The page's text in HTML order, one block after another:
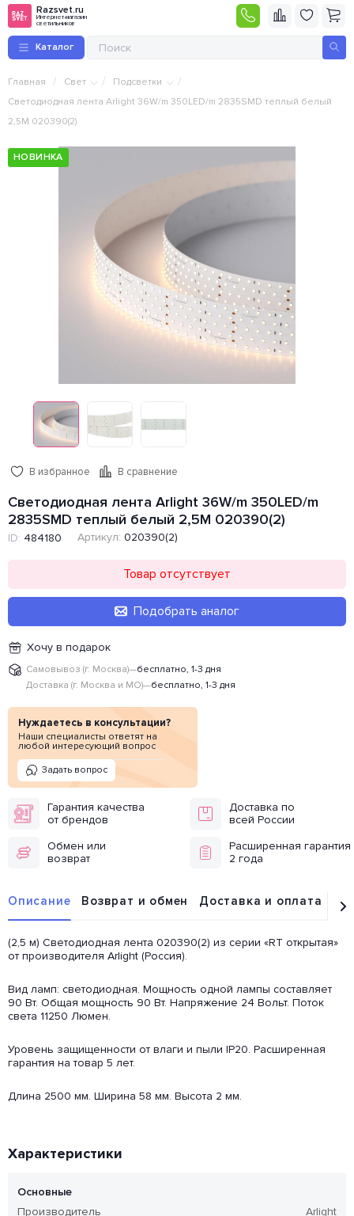
Razsvet.ru
Интернет-магазин
светильников
Каталог
Главная / Свет / Подсветки /
Светодиодная лента Arlight 36W/m 350LED/m 2835SMD теплый белый
2,5M 020390(2)
НОВИНКА
В избранное В сравнение
Светодиодная лента Arlight 36W/m 350LED/m
2835SMD теплый белый 2,5M 020390(2)
ID: 484180 Артикул: 020390(2)
Товар отсутствует
Подобрать аналог
Хочу в подарок
Самовывоз (г. Москва)—бесплатно, 1-3 дня
Доставка (г. Москва и МО)—бесплатно, 1-3 дня
Нуждаетесь в консультации?
Наши специалисты ответят на
любой интересующий вопрос
Задать вопрос
Гарантия качества
от брендов
Доставка по
всей России
Обмен или
возврат
Расширенная гарантия
2 года
Описание Возврат и обмен Доставка и оплата
(2,5 м) Светодиодная лента 020390(2) из серии «RT открытая»
от производителя Arlight (Россия).
Вид ламп: светодиодная. Мощность одной лампы составляет
90 Вт. Общая мощность 90 Вт. Напряжение 24 Вольт. Поток
света 11250 Люмен.
Уровень защищенности от влаги и пыли IP20. Расширенная
гарантия на товар 5 лет.
Длина 2500 мм. Ширина 58 мм. Высота 2 мм.
Характеристики
Основные
Производитель
Arlight